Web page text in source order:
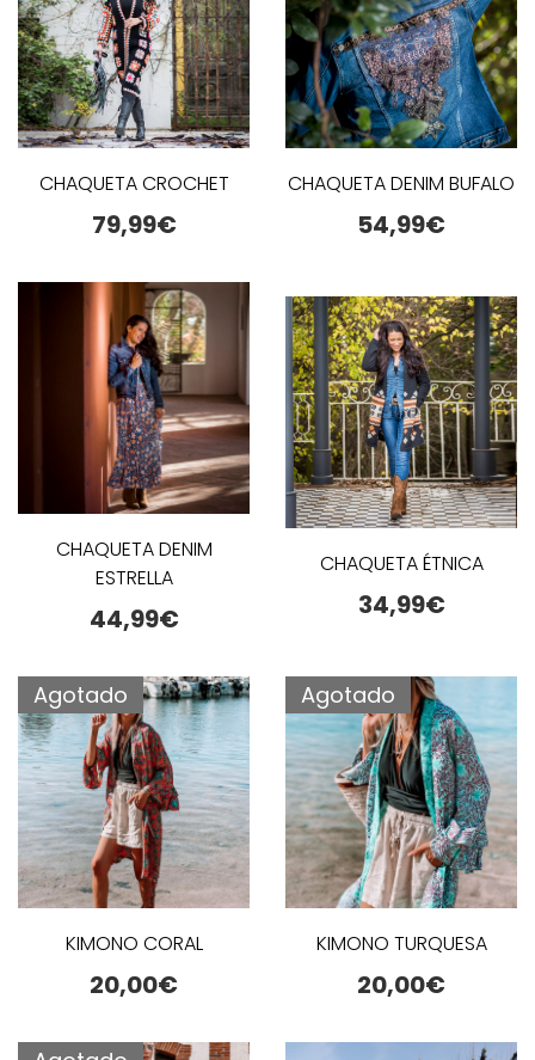
CHAQUETA CROCHET
79,99€
CHAQUETA DENIM BUFALO
54,99€
CHAQUETA DENIM
ESTRELLA
44,99€
CHAQUETA ÉTNICA
34,99€
Agotado
KIMONO CORAL
20,00€
Agotado
KIMONO TURQUESA
20,00€